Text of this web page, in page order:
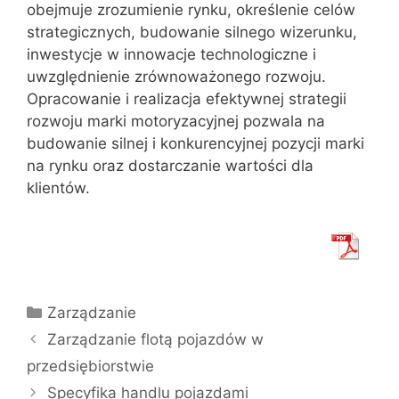
obejmuje zrozumienie rynku, określenie celów
strategicznych, budowanie silnego wizerunku,
inwestycje w innowacje technologiczne i
uwzględnienie zrównoważonego rozwoju.
Opracowanie i realizacja efektywnej strategii
rozwoju marki motoryzacyjnej pozwala na
budowanie silnej i konkurencyjnej pozycji marki
na rynku oraz dostarczanie wartości dla
klientów.
Kategorie
Zarządzanie
Zarządzanie flotą pojazdów w
przedsiębiorstwie
Specyfika handlu pojazdami